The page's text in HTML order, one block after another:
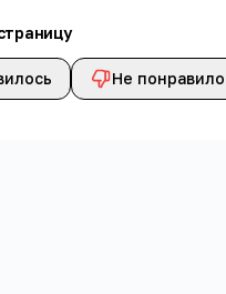
Не